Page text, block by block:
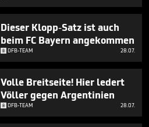
Dieser Klopp-Satz ist auch
beim FC Bayern angekommen
DFB-TEAM 28.07.
Volle Breitseite! Hier ledert
Völler gegen Argentinien
DFB-TEAM 28.07.